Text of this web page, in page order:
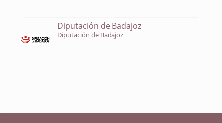
Diputación de Badajoz
Diputación de Badajoz